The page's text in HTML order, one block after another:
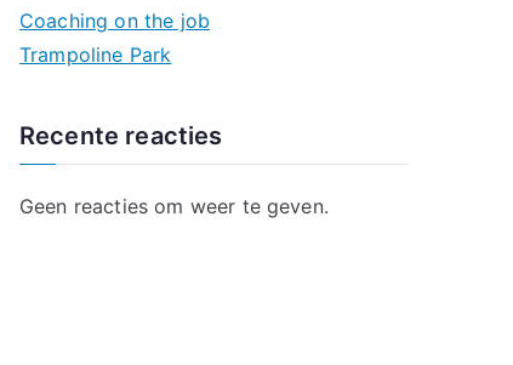
Coaching on the job
Trampoline Park
Recente reacties
Geen reacties om weer te geven.